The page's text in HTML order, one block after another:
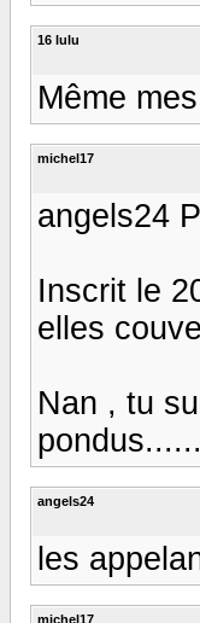
16 lulu
Même
michel17
angels24
Inscrit le
elles
Nan , tu
angels24
les
michel17